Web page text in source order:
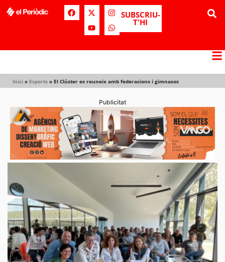
SUBSCRIU-
T'HI
Inici » Esports » El Clúster es reuneix amb federacions i gimnasos
Publicitat